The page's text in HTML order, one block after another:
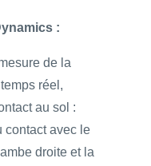
:
de la
réel,
au sol :
contact avec le
droite et la